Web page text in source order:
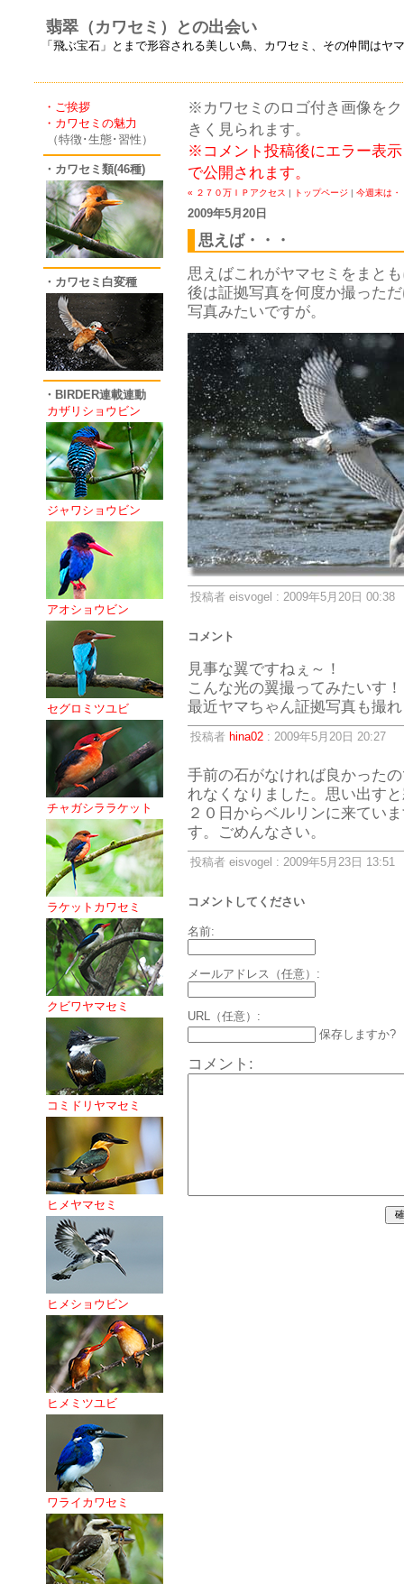
翡翠（カワセミ）との出会い
「飛ぶ宝石」とまで形容される美しい鳥、カワセミ、その仲間は
・ご挨拶
・カワセミの魅力
（特徴･生態･習性）
・カワセミ類(46種)
・カワセミ白変種
・BIRDER連載連動
カザリショウビン
ジャワショウビン
アオショウビン
セグロミツユビ
チャガシララケット
ラケットカワセミ
クビワヤマセミ
コミドリヤマセミ
ヒメヤマセミ
ヒメショウビン
ヒメミツユビ
ワライカワセミ
※カワセミのロゴ付き画像を
きく見られます。
※コメント投稿後にエラー表
で公開されます。
« ２７０万ＩＰアクセス | トップページ | 今週末は・
2009年5月20日
思えば・・・
思えばこれがヤマセミをまと
後は証拠写真を何度か撮った
写真みたいですが。
投稿者 eisvogel : 2009年5月20日 00:38
コメント
見事な翼ですねぇ～！
こんな光の翼撮ってみたいす！
最近ヤマちゃん証拠写真も撮
投稿者 hina02: 2009年5月20日 20:27
手前の石がなければ良かった
れなくなりました。思い出す
２０日からベルリンに来てい
す。ごめんなさい。
投稿者 eisvogel : 2009年5月23日 13:51
コメントしてください
名前:
メールアドレス（任意）:
URL（任意）:
保存しますか?
コメント: